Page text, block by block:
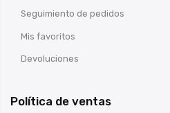
Seguimiento de pedidos
Mis favoritos
Devoluciones
Política de ventas